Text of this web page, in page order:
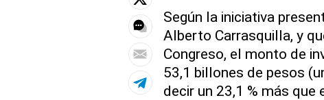
Según la iniciativa
Alberto Carrasquilla, y
Congreso, el monto de
53,1 billones de pesos
decir un 23,1 % más que